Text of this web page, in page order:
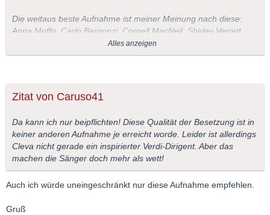
Die weitaus beste Aufnahme ist meiner Meinung nach diese:
Anna Moffo, Carlo Bergonzi, Cornell MacNeil, Shirley Verrett,
Dirigent Fausto Cleva.
Anna Moffo, Carlo Bergonzi und alle anderen Mitwirkenden sind
wohl kaum zu übertreffen.
Alles anzeigen
Zitat von Caruso41
Da kann ich nur beipflichten! Diese Qualität der Besetzung ist in
keiner anderen Aufnahme je erreicht worde. Leider ist allerdings
Cleva nicht gerade ein inspirierter Verdi-Dirigent. Aber das
machen die Sänger doch mehr als wett!
Auch ich würde uneingeschränkt nur diese Aufnahme empfehlen.
Gruß